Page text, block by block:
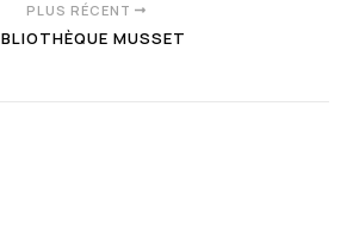
PLUS RÉCENT
MUSSET